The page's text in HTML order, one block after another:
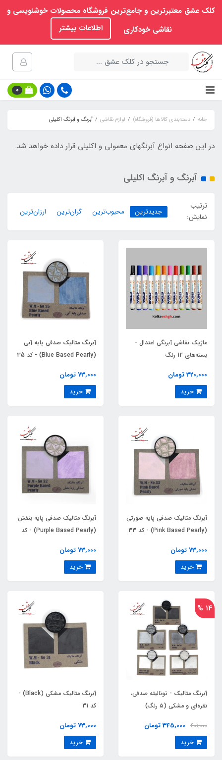
کلک عشق معتبرترین و جامع‌ترین فروشگاه محصولات خوشنویسی و
نقاشی خودکاری
اطلاعات بیشتر
0
خانه دسته‌بندی کالاها (فروشگاه) لوازم نقاشی آبرنگ و آبرنگ اکلیلی
در این صفحه انواع آبرنگهای معمولی و اکلیلی قرار داده خواهد شد.
آبرنگ و آبرنگ اکلیلی
ترتیب
نمایش:
جدیدترین محبوب‌ترین گران‌ترین ارزان‌ترین
ماژیک نقاشی آبرنگی اعتدال -
بسته‌های 12 رنگ
320,000 تومان
آبرنگ متالیک صدفی پایه آبی
(Blue Based Pearly) - کد 35
73,000 تومان
آبرنگ متالیک صدفی پایه صورتی
(Pink Based Pearly) - کد 33
73,000 تومان
آبرنگ متالیک صدفی پایه بنفش
(Purple Based Pearly) - کد
73,000 تومان
14 %
آبرنگ متالیک - تونالیته صدفی،
نقره‌ای و مشکی (۵ رنگ)
401,000 345,000 تومان
آبرنگ متالیک مشکی (Black) -
کد 31
73,000 تومان